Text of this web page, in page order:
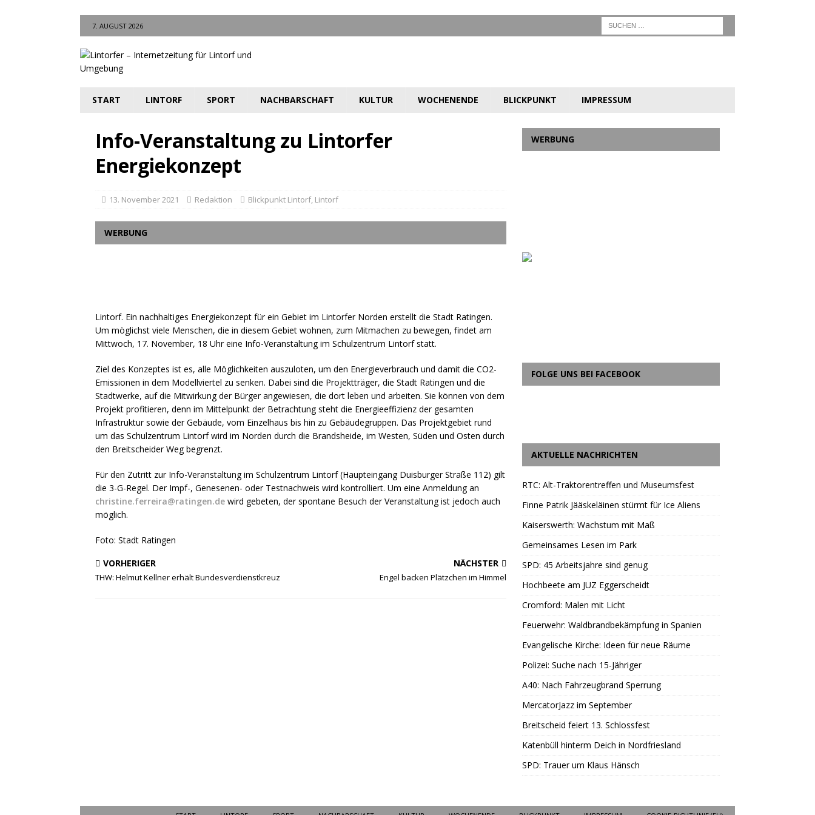
7. AUGUST 2026
START LINTORF SPORT NACHBARSCHAFT KULTUR WOCHENENDE BLICKPUNKT IMPRESSUM
Info-Veranstaltung zu Lintorfer
Energiekonzept
13. November 2021 Redaktion Blickpunkt Lintorf, Lintorf
WERBUNG
Lintorf. Ein nachhaltiges Energiekonzept für ein Gebiet im Lintorfer Norden erstellt die Stadt Ratingen.
Um möglichst viele Menschen, die in diesem Gebiet wohnen, zum Mitmachen zu bewegen, findet am
Mittwoch, 17. November, 18 Uhr eine Info-Veranstaltung im Schulzentrum Lintorf statt.
Ziel des Konzeptes ist es, alle Möglichkeiten auszuloten, um den Energieverbrauch und damit die CO2-
Emissionen in dem Modellviertel zu senken. Dabei sind die Projektträger, die Stadt Ratingen und die
Stadtwerke, auf die Mitwirkung der Bürger angewiesen, die dort leben und arbeiten. Sie können von dem
Projekt profitieren, denn im Mittelpunkt der Betrachtung steht die Energieeffizienz der gesamten
Infrastruktur sowie der Gebäude, vom Einzelhaus bis hin zu Gebäudegruppen. Das Projektgebiet rund
um das Schulzentrum Lintorf wird im Norden durch die Brandsheide, im Westen, Süden und Osten durch
den Breitscheider Weg begrenzt.
Für den Zutritt zur Info-Veranstaltung im Schulzentrum Lintorf (Haupteingang Duisburger Straße 112) gilt
die 3-G-Regel. Der Impf-, Genesenen- oder Testnachweis wird kontrolliert. Um eine Anmeldung an
christine.ferreira@ratingen.de wird gebeten, der spontane Besuch der Veranstaltung ist jedoch auch
möglich.
Foto: Stadt Ratingen
VORHERIGER
THW: Helmut Kellner erhält Bundesverdienstkreuz
NÄCHSTER
Engel backen Plätzchen im Himmel
WERBUNG
FOLGE UNS BEI FACEBOOK
AKTUELLE NACHRICHTEN
RTC: Alt-Traktorentreffen und Museumsfest
Finne Patrik Jääskeläinen stürmt für Ice Aliens
Kaiserswerth: Wachstum mit Maß
Gemeinsames Lesen im Park
SPD: 45 Arbeitsjahre sind genug
Hochbeete am JUZ Eggerscheidt
Cromford: Malen mit Licht
Feuerwehr: Waldbrandbekämpfung in Spanien
Evangelische Kirche: Ideen für neue Räume
Polizei: Suche nach 15-Jähriger
A40: Nach Fahrzeugbrand Sperrung
MercatorJazz im September
Breitscheid feiert 13. Schlossfest
Katenbüll hinterm Deich in Nordfriesland
SPD: Trauer um Klaus Hänsch